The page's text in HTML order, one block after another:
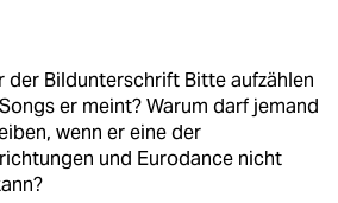
der Bildunterschrift Bitte aufzählen
er meint? Warum darf jemand
wenn er eine der
und Eurodance nicht